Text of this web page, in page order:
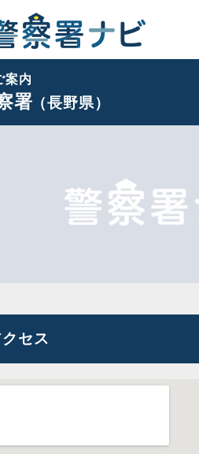
案内
署（長野県）
セス